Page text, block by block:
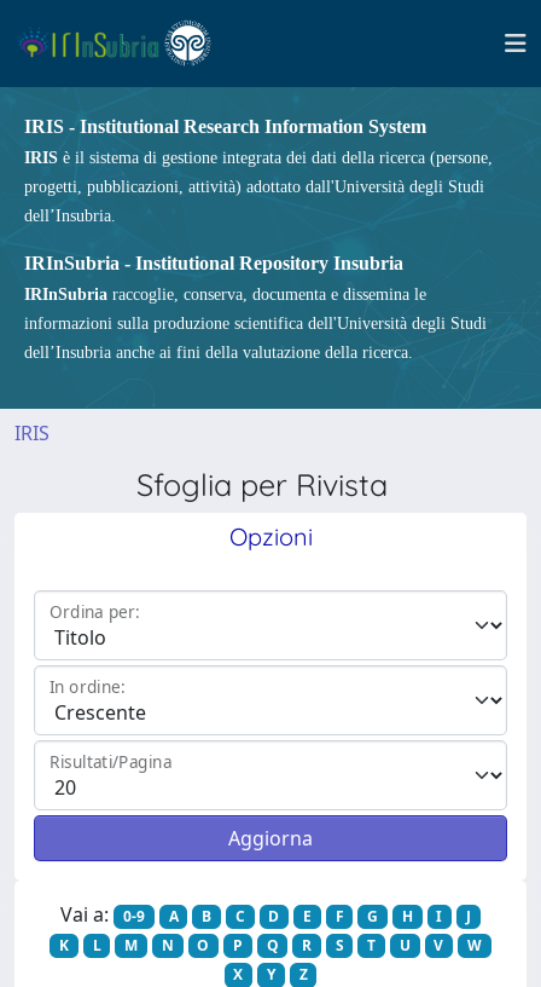
IRIS - Institutional Research Information System
IRIS è il sistema di gestione integrata dei dati della ricerca (persone,
progetti, pubblicazioni, attività) adottato dall'Università degli Studi
dell’Insubria.
IRInSubria - Institutional Repository Insubria
IRInSubria raccoglie, conserva, documenta e dissemina le
informazioni sulla produzione scientifica dell'Università degli Studi
dell’Insubria anche ai fini della valutazione della ricerca.
IRIS
Sfoglia per Rivista
Opzioni
Ordina per:
In ordine:
Risultati/Pagina
Vai a: 0-9 A B C D E F G H I
J
K
L M N O P Q R S T U V
W
X
Y Z